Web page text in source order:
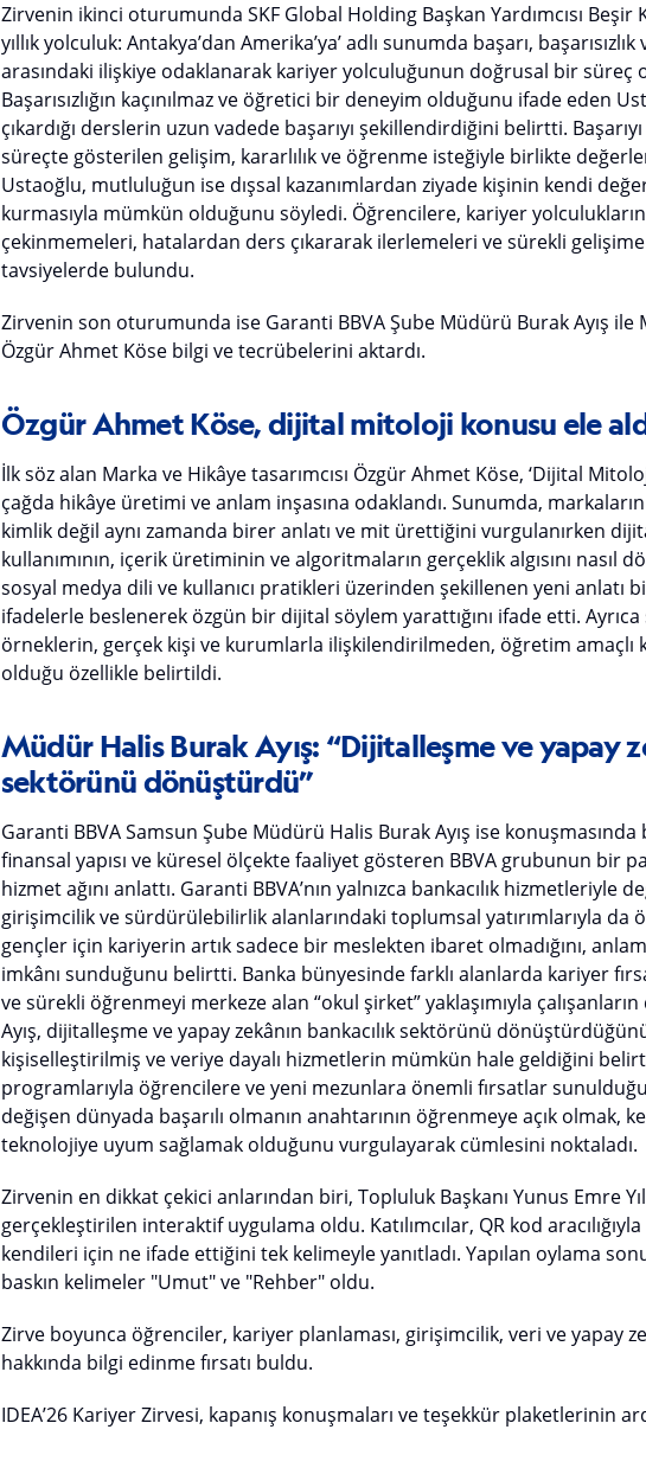
Zirvenin ikinci oturumunda SKF Global Holding Başkan Yardımcısı Beşir
yıllık yolculuk: Antakya’dan Amerika’ya’ adlı sunumda başarı,
arasındaki ilişkiye odaklanarak kariyer yolculuğunun doğrusal bir süreç
Başarısızlığın kaçınılmaz ve öğretici bir deneyim olduğunu ifade eden
çıkardığı derslerin uzun vadede başarıyı şekillendirdiğini belirtti.
süreçte gösterilen gelişim, kararlılık ve öğrenme isteğiyle birlikte
Ustaoğlu, mutluluğun ise dışsal kazanımlardan ziyade kişinin kendi
kurmasıyla mümkün olduğunu söyledi. Öğrencilere, kariyer
çekinmemeleri, hatalardan ders çıkararak ilerlemeleri ve sürekli
tavsiyelerde bulundu.
Zirvenin son oturumunda ise Garanti BBVA Şube Müdürü Burak Ayış ile
Özgür Ahmet Köse bilgi ve tecrübelerini aktardı.
Özgür Ahmet Köse, dijital mitoloji konusu ele
İlk söz alan Marka ve Hikâye tasarımcısı Özgür Ahmet Köse, ‘Dijital
çağda hikâye üretimi ve anlam inşasına odaklandı. Sunumda,
kimlik değil aynı zamanda birer anlatı ve mit ürettiğini vurgulanırken
kullanımının, içerik üretiminin ve algoritmaların gerçeklik algısını nasıl
sosyal medya dili ve kullanıcı pratikleri üzerinden şekillenen yeni anlatı
ifadelerle beslenerek özgün bir dijital söylem yarattığını ifade etti.
örneklerin, gerçek kişi ve kurumlarla ilişkilendirilmeden, öğretim amaçlı
olduğu özellikle belirtildi.
Müdür Halis Burak Ayış: “Dijitalleşme ve yapay
sektörünü dönüştürdü”
Garanti BBVA Samsun Şube Müdürü Halis Burak Ayış ise
finansal yapısı ve küresel ölçekte faaliyet gösteren BBVA grubunun bir
hizmet ağını anlattı. Garanti BBVA’nın yalnızca bankacılık hizmetleriyle
girişimcilik ve sürdürülebilirlik alanlarındaki toplumsal yatırımlarıyla da
gençler için kariyerin artık sadece bir meslekten ibaret olmadığını,
imkânı sunduğunu belirtti. Banka bünyesinde farklı alanlarda kariyer
ve sürekli öğrenmeyi merkeze alan “okul şirket” yaklaşımıyla
Ayış, dijitalleşme ve yapay zekânın bankacılık sektörünü
kişiselleştirilmiş ve veriye dayalı hizmetlerin mümkün hale geldiğini
programlarıyla öğrencilere ve yeni mezunlara önemli fırsatlar
değişen dünyada başarılı olmanın anahtarının öğrenmeye açık olmak,
teknolojiye uyum sağlamak olduğunu vurgulayarak cümlesini noktaladı.
Zirvenin en dikkat çekici anlarından biri, Topluluk Başkanı Yunus Emre
gerçekleştirilen interaktif uygulama oldu. Katılımcılar, QR kod
kendileri için ne ifade ettiğini tek kelimeyle yanıtladı. Yapılan oylama
baskın kelimeler "Umut" ve "Rehber" oldu.
Zirve boyunca öğrenciler, kariyer planlaması, girişimcilik, veri ve yapay
hakkında bilgi edinme fırsatı buldu.
IDEA’26 Kariyer Zirvesi, kapanış konuşmaları ve teşekkür plaketlerinin